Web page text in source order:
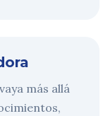
más allá